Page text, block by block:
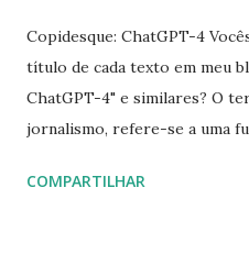
Copidesque: ChatGPT-4
título de cada texto em meu
ChatGPT-4" e similares? O
jornalismo, refere-se a uma
inglês "copydesk", termo que
COMPARTILHAR